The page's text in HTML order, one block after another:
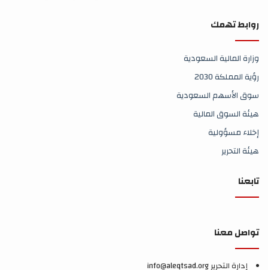
روابط تهمك
وزارة المالية السعودية
رؤية المملكة 2030
سوق الأسهم السعودية
هيئة السوق المالية
إخلاء مسؤولية
هيئة التحرير
تابعنا
تواصل معنا
إدارة التحرير info@aleqtsad.org